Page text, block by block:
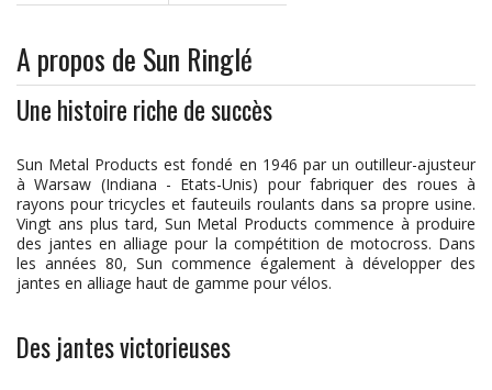
A propos de Sun Ringlé
Une histoire riche de succès
Sun Metal Products est fondé en 1946 par un outilleur-ajusteur
à Warsaw (Indiana - Etats-Unis) pour fabriquer des roues à
rayons pour tricycles et fauteuils roulants dans sa propre usine.
Vingt ans plus tard, Sun Metal Products commence à produire
des jantes en alliage pour la compétition de motocross. Dans
les années 80, Sun commence également à développer des
jantes en alliage haut de gamme pour vélos.
Des jantes victorieuses